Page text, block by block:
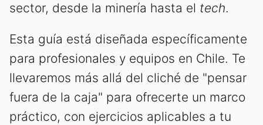
sector, desde la minería hasta el tech.
Esta guía está diseñada específicamente
para profesionales y equipos en Chile. Te
llevaremos más allá del cliché de "pensar
fuera de la caja" para ofrecerte un marco
práctico, con ejercicios aplicables a tu